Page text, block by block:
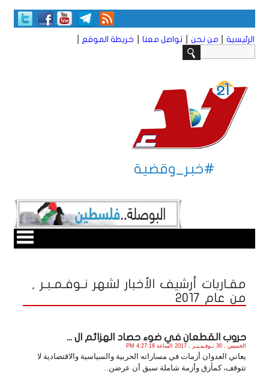
الرئيسية من نحن تواصل معنا خريطة الموقع
#خبر_وقضية
مقـاربات أرشيف الأخبار لشهر نـوفـمـبـر ,
من عام 2017
حروب القطعان في ضوء حصاد الهزائم ال ...
الخميس , 30 نـوفـمـبـر , 2017 الساعة 4:27:18 PM
يعاني العدوان أزمات في مساراته الحربية والسياسية والاقتصادية لا
تتوقف، كمأزق وأزمة شاملة سبق أن عرضن. .